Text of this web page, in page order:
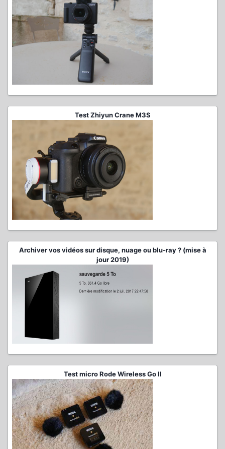
Test Zhiyun Crane M3S
Archiver vos vidéos sur disque, nuage ou blu-ray ? (mise à
jour 2019)
Test micro Rode Wireless Go II